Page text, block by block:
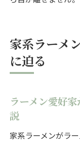
家系ラーメ
に迫る
ラーメン愛好
説
家系ラーメンがラ